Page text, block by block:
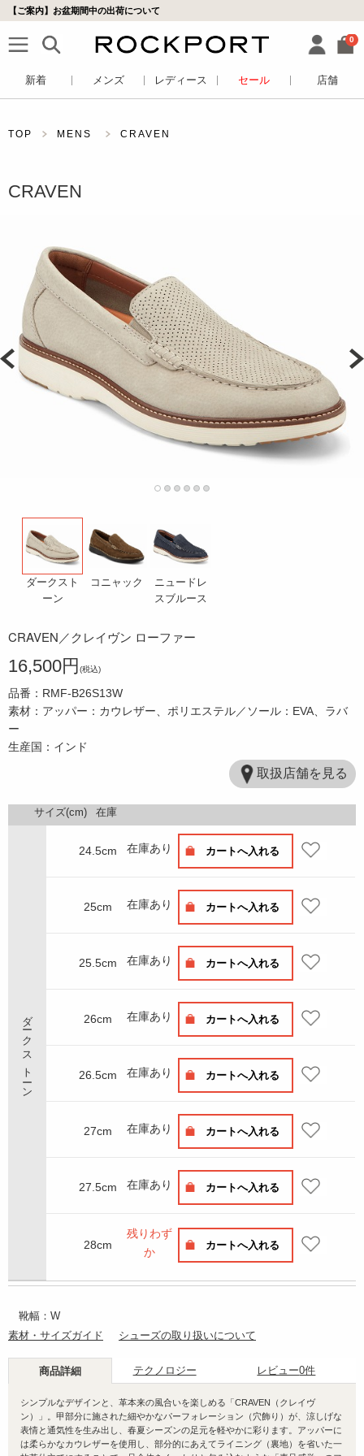
【ご案内】お盆期間中の出荷について
0
新着 メンズ レディース セール 店舗
TOP MENS CRAVEN
CRAVEN
ダークスト
ーン
コニャック
ニュードレ
スブルース
CRAVEN／クレイヴン ローファー
16,500円 (税込)
品番：RMF-B26S13W
素材：アッパー：カウレザー、ポリエステル／ソール：EVA、ラバ
ー
生産国：インド
取扱店舗を見る
サイズ(cm) 在庫
ダークストーン
24.5cm 在庫あり カートへ入れる
25cm 在庫あり カートへ入れる
25.5cm 在庫あり カートへ入れる
26cm 在庫あり カートへ入れる
26.5cm 在庫あり カートへ入れる
27cm 在庫あり カートへ入れる
27.5cm 在庫あり カートへ入れる
28cm
残りわず
か
カートへ入れる
靴幅：W
素材・サイズガイド
シューズの取り扱いについて
商品詳細 テクノロジー レビュー0件
シンプルなデザインと、革本来の風合いを楽しめる「CRAVEN（クレイヴ
ン）」。甲部分に施された細やかなパーフォレーション（穴飾り）が、涼しげな
表情と通気性を生み出し、春夏シーズンの足元を軽やかに彩ります。アッパーに
は柔らかなカウレザーを使用し、部分的にあえてライニング（裏地）を省いた一